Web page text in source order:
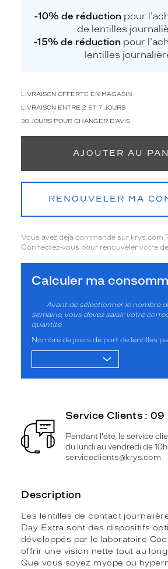
-10% de réduction pour
de lentilles
-15% de réduction pour
lentilles
LIVRAISON OFFERTE EN MAGASIN
LIVRAISON ENTRE 2 ET 7 JOURS
30 JOURS POUR CHANGER D'AVIS
AJOUTER AU
RENOUVELER MA
Vous avez déjà commandé sur krys.com
Connectez-vous pour renouveler votre
Calculer ma
Avant de sélectionner le nombre
semaine, vous devez saisir votre
quantité.
Nombre de jours de port de lentilles
Service Clients :
Pendant l'été, le service
du lundi au vendredi de 10h
serviceclients@krys.com
Description
Les lentilles de contact
Day Extra sont des dispositifs
développés par le laboratoire
offrir une vision nette tout au
Que vous soyez myope ou